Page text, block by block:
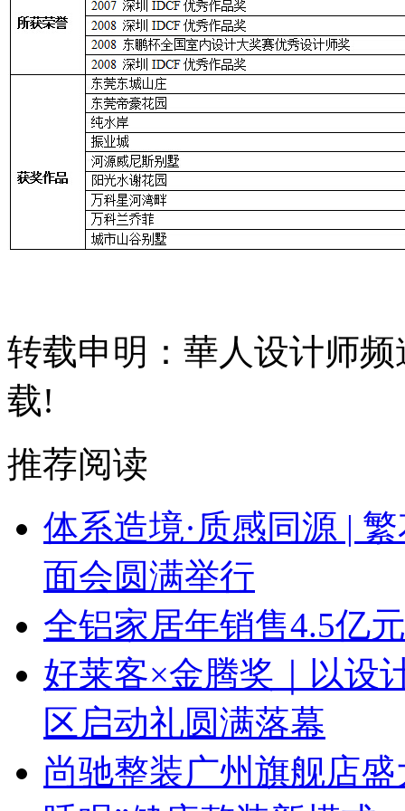
转载申明：華人设计师
载!
推荐阅读
体系造境·质感同源 |
面会圆满举行
全铝家居年销售4.5亿
好莱客×金腾奖｜以设
区启动礼圆满落幕
尚驰整装广州旗舰店